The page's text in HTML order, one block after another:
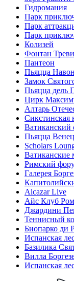
Гидромания
Парк
Парк
Парк
Колизей
Фонтан Треви
Пантеон
Пьяцца
Замок
Пьяцца дель
Цирк
Алтарь
Сикстинская
Ватиканский
Пьяцца
Scholars
Ватиканские
Римский
Галерея
Alcazar Live
Айс Клуб
Джардини
Теннисный
Биопарко ди
Испанская
Базилика
Вилла
Испанская